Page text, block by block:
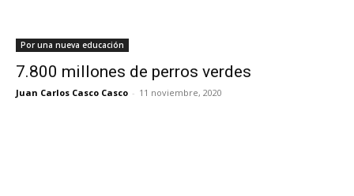
Por una nueva educación
7.800 millones de perros verdes
Juan Carlos Casco Casco - 11 noviembre, 2020